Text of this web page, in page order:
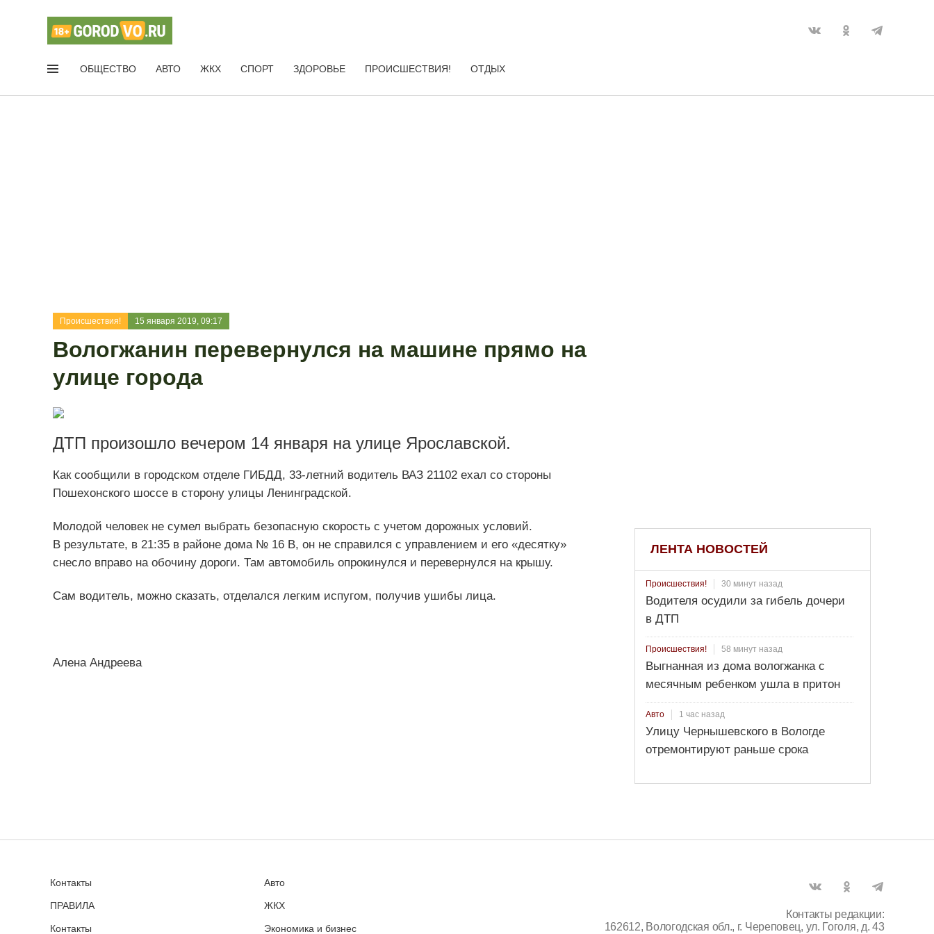
ОБЩЕСТВО АВТО ЖКХ СПОРТ ЗДОРОВЬЕ ПРОИСШЕСТВИЯ! ОТДЫХ
Происшествия! 15 января 2019, 09:17
Вологжанин перевернулся на машине прямо на
улице города
ДТП произошло вечером 14 января на улице Ярославской.
Как сообщили в городском отделе ГИБДД, 33-летний водитель ВАЗ 21102 ехал со стороны
Пошехонского шоссе в сторону улицы Ленинградской.
Молодой человек не сумел выбрать безопасную скорость с учетом дорожных условий.
В результате, в 21:35 в районе дома № 16 В, он не справился с управлением и его «десятку»
снесло вправо на обочину дороги. Там автомобиль опрокинулся и перевернулся на крышу.
Сам водитель, можно сказать, отделался легким испугом, получив ушибы лица.
Алена Андреева
ЛЕНТА НОВОСТЕЙ
Происшествия! 30 минут назад
Водителя осудили за гибель дочери
в ДТП
Происшествия! 58 минут назад
Выгнанная из дома вологжанка с
месячным ребенком ушла в притон
Авто 1 час назад
Улицу Чернышевского в Вологде
отремонтируют раньше срока
Контакты
ПРАВИЛА
Контакты
Авто
ЖКХ
Экономика и бизнес
Контакты редакции:
162612, Вологодская обл., г. Череповец, ул. Гоголя, д. 43